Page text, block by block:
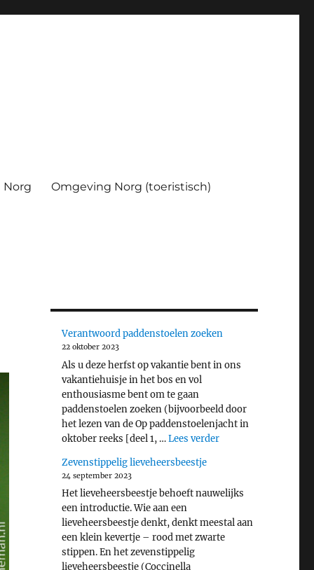
Norg Omgeving Norg (toeristisch)
Verantwoord paddenstoelen zoeken
22 oktober 2023
Als u deze herfst op vakantie bent in ons
vakantiehuisje in het bos en vol
enthousiasme bent om te gaan
paddenstoelen zoeken (bijvoorbeeld door
het lezen van de Op paddenstoelenjacht in
oktober reeks [deel 1, …Lees verder"Verantwoord
Zevenstippelig lieveheersbeestje
24 september 2023
Het lieveheersbeestje behoeft nauwelijks
een introductie. Wie aan een
lieveheersbeestje denkt, denkt meestal aan
een klein kevertje – rood met zwarte
stippen. En het zevenstippelig
lieveheersbeestje (Coccinella